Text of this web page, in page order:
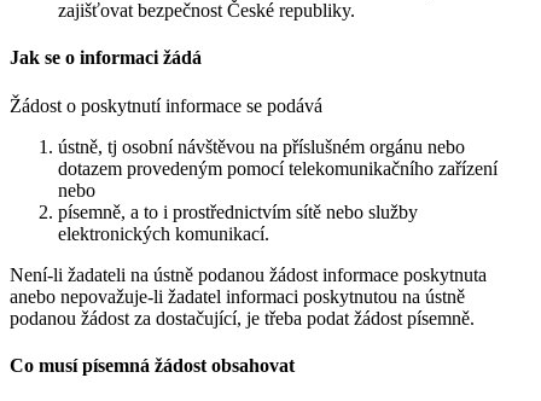
zajišťovat bezpečnost České republiky.
Jak se o informaci žádá
Žádost o poskytnutí informace se podává
ústně, tj osobní návštěvou na příslušném orgánu nebo
dotazem provedeným pomocí telekomunikačního zařízení
nebo
písemně, a to i prostřednictvím sítě nebo služby
elektronických komunikací.
Není-li žadateli na ústně podanou žádost informace poskytnuta
anebo nepovažuje-li žadatel informaci poskytnutou na ústně
podanou žádost za dostačující, je třeba podat žádost písemně.
Co musí písemná žádost obsahovat